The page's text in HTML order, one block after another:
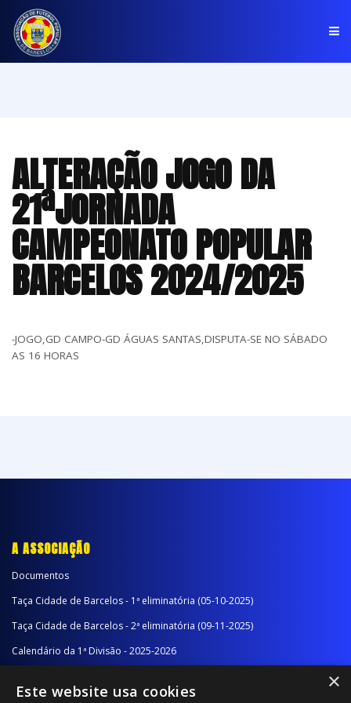
COMPETIÇÕES
NOTÍCIAS
COMUNICADOS
CLUBES
ALTERAÇÃO JOGO DA
21ªJORNADA
CAMPEONATO POPULAR
BARCELOS 2024/2025
-JOGO,GD CAMPO-GD ÁGUAS SANTAS,DISPUTA-SE NO SÁBADO
AS 16 HORAS
A ASSOCIAÇÃO
Documentos
Taça Cidade de Barcelos - 1ª eliminatória (05-10-2025)
Taça Cidade de Barcelos - 2ª eliminatória (09-11-2025)
Calendário da 1ª Divisão - 2025-2026
×
Este website usa cookies